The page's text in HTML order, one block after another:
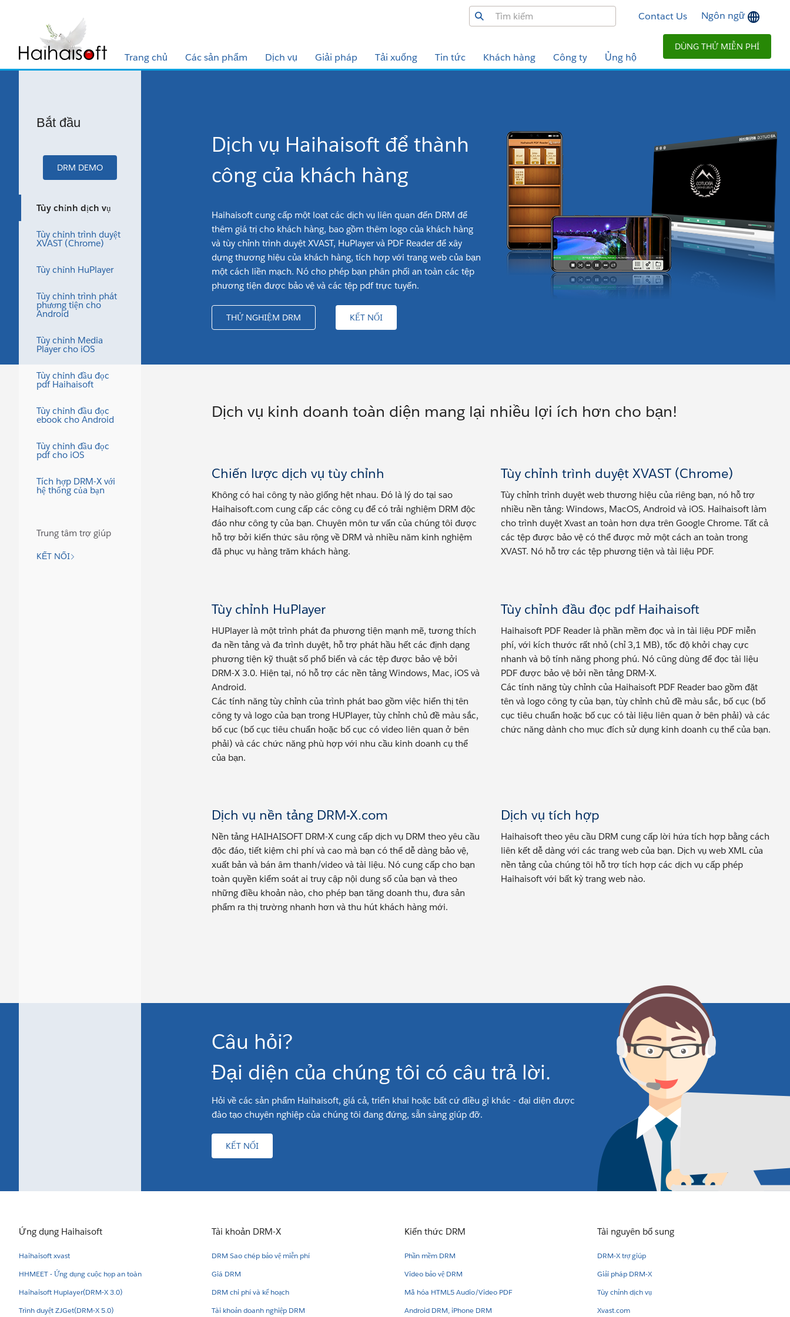
Trang chủ Các sản phẩm Dịch vụ Giải pháp Tải xuống Tin tức Khách hàng Công ty Ủng hộ
Contact Us Ngôn ngữ
DÙNG THỬ MIỄN PHÍ
Bắt đầu
DRM DEMO
Tùy chỉnh dịch vụ
Tùy chỉnh trình duyệt
XVAST (Chrome)
Tùy chỉnh HuPlayer
Tùy chỉnh trình phát
phương tiện cho
Android
Tùy chỉnh Media
Player cho iOS
Tùy chỉnh đầu đọc
pdf Haihaisoft
Tùy chỉnh đầu đọc
ebook cho Android
Tùy chỉnh đầu đọc
pdf cho iOS
Tích hợp DRM-X với
hệ thống của bạn
Trung tâm trợ giúp
KẾT NỐI
Dịch vụ Haihaisoft để thành
công của khách hàng
Haihaisoft cung cấp một loạt các dịch vụ liên quan đến DRM để
thêm giá trị cho khách hàng, bao gồm thêm logo của khách hàng
và tùy chỉnh trình duyệt XVAST, HuPlayer và PDF Reader để xây
dựng thương hiệu của khách hàng, tích hợp với trang web của bạn
một cách liền mạch. Nó cho phép bạn phân phối an toàn các tệp
phương tiện được bảo vệ và các tệp pdf trực tuyến.
THỬ NGHIỆM DRM KẾT NỐI
Dịch vụ kinh doanh toàn diện mang lại nhiều lợi ích hơn cho bạn!
Chiến lược dịch vụ tùy chỉnh
Không có hai công ty nào giống hệt nhau. Đó là lý do tại sao
Haihaisoft.com cung cấp các công cụ để có trải nghiệm DRM độc
đáo như công ty của bạn. Chuyên môn tư vấn của chúng tôi được
hỗ trợ bởi kiến ​​thức sâu rộng về DRM và nhiều năm kinh nghiệm
đã phục vụ hàng trăm khách hàng.
Tùy chỉnh trình duyệt XVAST (Chrome)
Tùy chỉnh trình duyệt web thương hiệu của riêng bạn, nó hỗ trợ
nhiều nền tảng: Windows, MacOS, Android và iOS. Haihaisoft làm
cho trình duyệt Xvast an toàn hơn dựa trên Google Chrome. Tất cả
các tệp được bảo vệ có thể được mở một cách an toàn trong
XVAST. Nó hỗ trợ các tệp phương tiện và tài liệu PDF.
Tùy chỉnh HuPlayer
HUPlayer là một trình phát đa phương tiện mạnh mẽ, tương thích
đa nền tảng và đa trình duyệt, hỗ trợ phát hầu hết các định dạng
phương tiện kỹ thuật số phổ biến và các tệp được bảo vệ bởi
DRM-X 3.0. Hiện tại, nó hỗ trợ các nền tảng Windows, Mac, iOS và
Android.
Các tính năng tùy chỉnh của trình phát bao gồm việc hiển thị tên
công ty và logo của bạn trong HUPlayer, tùy chỉnh chủ đề màu sắc,
bố cục (bố cục tiêu chuẩn hoặc bố cục có video liên quan ở bên
phải) và các chức năng phù hợp với nhu cầu kinh doanh cụ thể
của bạn.
Tùy chỉnh đầu đọc pdf Haihaisoft
Haihaisoft PDF Reader là phần mềm đọc và in tài liệu PDF miễn
phí, với kích thước rất nhỏ (chỉ 3,1 MB), tốc độ khởi chạy cực
nhanh và bộ tính năng phong phú. Nó cũng dùng để đọc tài liệu
PDF được bảo vệ bởi nền tảng DRM-X.
Các tính năng tùy chỉnh của Haihaisoft PDF Reader bao gồm đặt
tên và logo công ty của bạn, tùy chỉnh chủ đề màu sắc, bố cục (bố
cục tiêu chuẩn hoặc bố cục có tài liệu liên quan ở bên phải) và các
chức năng dành cho mục đích sử dụng kinh doanh cụ thể của bạn.
Dịch vụ nền tảng DRM-X.com
Nền tảng HAIHAISOFT DRM-X cung cấp dịch vụ DRM theo yêu cầu
độc đáo, tiết kiệm chi phí và cao mà bạn có thể dễ dàng bảo vệ,
xuất bản và bán âm thanh/video và tài liệu. Nó cung cấp cho bạn
toàn quyền kiểm soát ai truy cập nội dung số của bạn và theo
những điều khoản nào, cho phép bạn tăng doanh thu, đưa sản
phẩm ra thị trường nhanh hơn và thu hút khách hàng mới.
Dịch vụ tích hợp
Haihaisoft theo yêu cầu DRM cung cấp lời hứa tích hợp bằng cách
liên kết dễ dàng với các trang web của bạn. Dịch vụ web XML của
nền tảng của chúng tôi hỗ trợ tích hợp các dịch vụ cấp phép
Haihaisoft với bất kỳ trang web nào.
Câu hỏi?
Đại diện của chúng tôi có câu trả lời.
Hỏi về các sản phẩm Haihaisoft, giá cả, triển khai hoặc bất cứ điều gì khác - đại diện được
đào tạo chuyên nghiệp của chúng tôi đang đứng, sẵn sàng giúp đỡ.
KẾT NỐI
Ứng dụng Haihaisoft
Haihaisoft xvast
HHMEET - Ứng dụng cuộc họp an toàn
Haihaisoft Huplayer(DRM-X 3.0)
Trình duyệt ZJGet(DRM-X 5.0)
Tài khoản DRM-X
DRM Sao chép bảo vệ miễn phí
Giá DRM
DRM chi phí và kế hoạch
Tài khoản doanh nghiệp DRM
Kiến thức DRM
Phần mềm DRM
Video bảo vệ DRM
Mã hóa HTML5 Audio/Video PDF
Android DRM, iPhone DRM
Tài nguyên bổ sung
DRM-X trợ giúp
Giải pháp DRM-X
Tùy chỉnh dịch vụ
Xvast.com